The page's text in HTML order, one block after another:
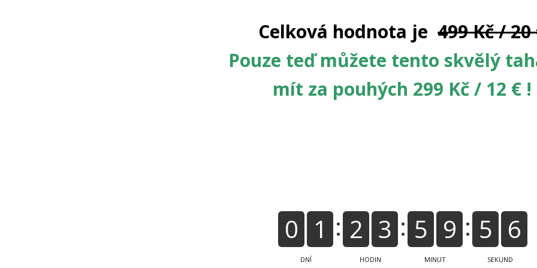
Celková hodnota je 499 Kč / 20
Pouze teď můžete tento skvělý
mít za pouhých 299 Kč / 12 € !
0 1
DNÍ
2 3
HODIN
5 9
MINUT
5 5
SEKUND